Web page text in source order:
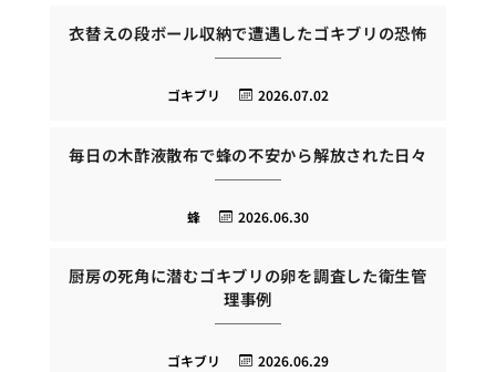
衣替えの段ボール収納で遭遇したゴキブリの恐怖
2026.07.02
ゴキブリ
毎日の木酢液散布で蜂の不安から解放された日々
2026.06.30
蜂
厨房の死角に潜むゴキブリの卵を調査した衛生管
理事例
2026.06.29
ゴキブリ